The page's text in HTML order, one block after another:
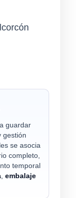
guardar
gestión
se asocia
completo,
temporal
, embalaje